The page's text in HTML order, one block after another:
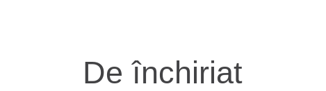
De închiriat